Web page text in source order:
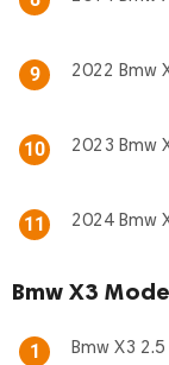
9 2022 Bmw
10 2023 Bmw
11 2024 Bmw
Bmw X3
1 Bmw X3